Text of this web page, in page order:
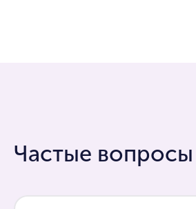
Частые вопросы